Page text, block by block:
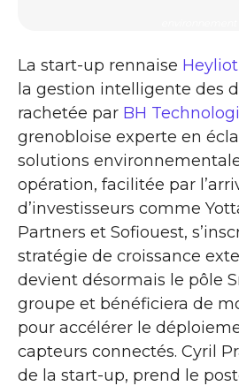
La start-up rennaise Heyliot
la gestion intelligente des
rachetée par BH
grenobloise experte en
solutions
opération, facilitée par
d’investisseurs comme
Partners et Sofiouest,
stratégie de croissance
devient désormais le pôle
groupe et bénéficiera de
pour accélérer le
capteurs connectés. Cyril
de la start-up, prend le